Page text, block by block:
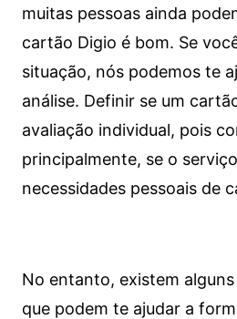
muitas pessoas ainda
cartão Digio é bom. Se
situação, nós podemos te
análise. Definir se um
avaliação individual, pois
principalmente, se o
necessidades pessoais de
No entanto, existem
que podem te ajudar a